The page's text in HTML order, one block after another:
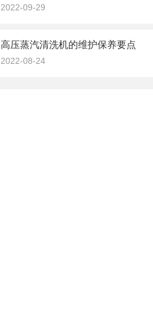
2022-09-29
高压蒸汽清洗机的维护保养要点
2022-08-24